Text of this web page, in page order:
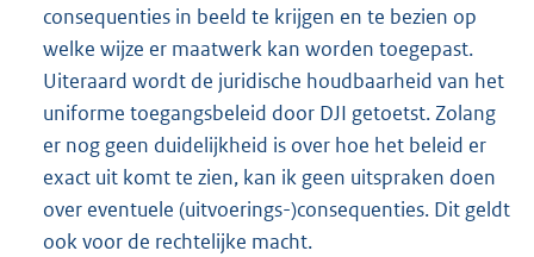
consequenties in beeld te krijgen en te bezien op
welke wijze er maatwerk kan worden toegepast.
Uiteraard wordt de juridische houdbaarheid van het
uniforme toegangsbeleid door DJI getoetst. Zolang
er nog geen duidelijkheid is over hoe het beleid er
exact uit komt te zien, kan ik geen uitspraken doen
over eventuele (uitvoerings-)consequenties. Dit geldt
ook voor de rechtelijke macht.